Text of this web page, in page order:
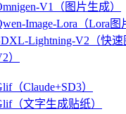
V1（图片生成）
Image-Lora（Lora图
Lightning-V2（快
）
（Claude+SD3）
（文字生成贴纸）